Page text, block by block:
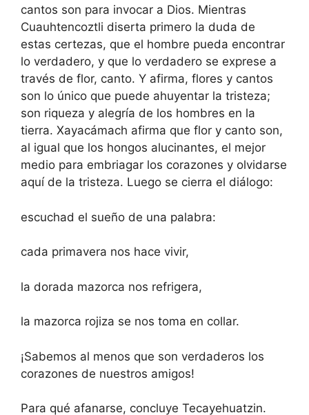
cantos son para invocar a Dios. Mientras
Cuauhtencoztli diserta primero la duda de
estas certezas, que el hombre pueda encontrar
lo verdadero, y que lo verdadero se exprese a
través de flor, canto. Y afirma, flores y cantos
son lo único que puede ahuyentar la tristeza;
son riqueza y alegría de los hombres en la
tierra. Xayacámach afirma que flor y canto son,
al igual que los hongos alucinantes, el mejor
medio para embriagar los corazones y olvidarse
aquí de la tristeza. Luego se cierra el diálogo:
escuchad el sueño de una palabra:
cada primavera nos hace vivir,
la dorada mazorca nos refrigera,
la mazorca rojiza se nos toma en collar.
¡Sabemos al menos que son verdaderos los
corazones de nuestros amigos!
Para qué afanarse, concluye Tecayehuatzin.